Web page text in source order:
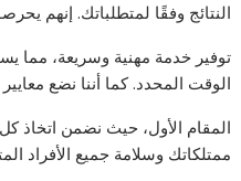
النتائج وفقًا لمتطلباتك. إنهم
توفير خدمة مهنية وسريعة،
الوقت المحدد. كما أننا نضع
المقام الأول، حيث نضمن اتخاذ كل
ممتلكاتك وسلامة جميع الأفراد